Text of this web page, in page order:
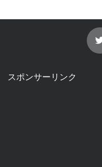
スポンサーリンク